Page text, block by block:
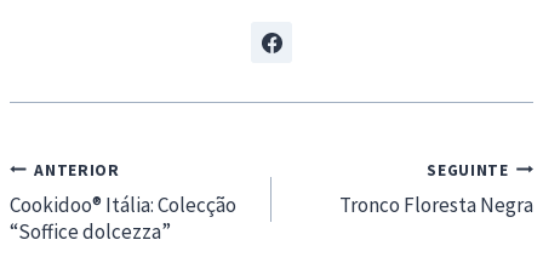
Navegação
de
artigos
ANTERIOR
Cookidoo® Itália: Colecção
“Soffice dolcezza”
SEGUINTE
Tronco Floresta Negra